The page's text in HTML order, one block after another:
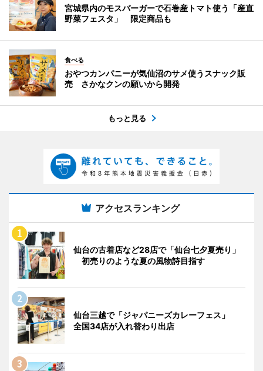
宮城県内のモスバーガーで石巻産トマト使う「産直
野菜フェスタ」 限定商品も
食べる
おやつカンパニーが気仙沼のサメ使うスナック販
売 さかなクンの願いから開発
もっと見る
アクセスランキング
仙台の古着店など28店で「仙台七夕夏売り」
初売りのような夏の風物詩目指す
仙台三越で「ジャパニーズカレーフェス」
全国34店が入れ替わり出店